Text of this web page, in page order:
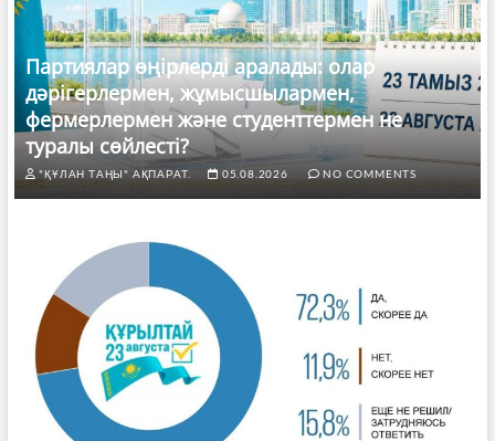
Партиялар өңірлерді аралады: олар
дәрігерлермен, жұмысшылармен,
фермерлермен және студенттермен не
туралы сөйлесті?
"ҚҰЛАН ТАҢЫ" АҚПАРАТ. 05.08.2026 NO COMMENTS